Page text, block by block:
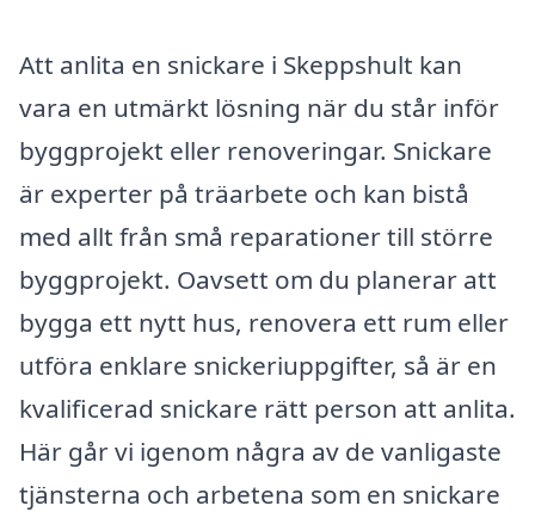
Att anlita en snickare i Skeppshult kan
vara en utmärkt lösning när du står inför
byggprojekt eller renoveringar. Snickare
är experter på träarbete och kan bistå
med allt från små reparationer till större
byggprojekt. Oavsett om du planerar att
bygga ett nytt hus, renovera ett rum eller
utföra enklare snickeriuppgifter, så är en
kvalificerad snickare rätt person att anlita.
Här går vi igenom några av de vanligaste
tjänsterna och arbetena som en snickare